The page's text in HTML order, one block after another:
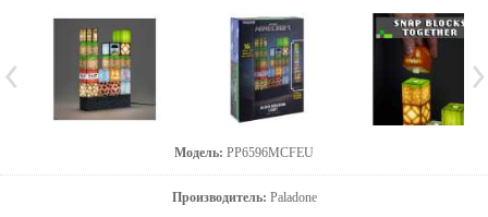
Модель: PP6596MCFEU
Производитель: Paladone